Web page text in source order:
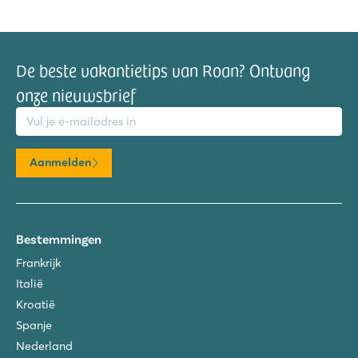
De beste vakantietips van Roan? Ontvang
onze nieuwsbrief
Aanmelden
Bestemmingen
Frankrijk
Italië
Kroatië
Spanje
Nederland